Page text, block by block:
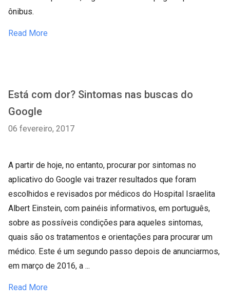
ônibus.
Read More
Está com dor? Sintomas nas buscas do
Google
06 fevereiro, 2017
A partir de hoje, no entanto, procurar por sintomas no
aplicativo do Google vai trazer resultados que foram
escolhidos e revisados por médicos do Hospital Israelita
Albert Einstein, com painéis informativos, em português,
sobre as possíveis condições para aqueles sintomas,
quais são os tratamentos e orientações para procurar um
médico. Este é um segundo passo depois de anunciarmos,
em março de 2016, a ...
Read More